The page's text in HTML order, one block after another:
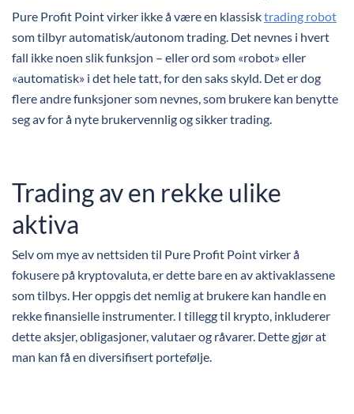
Pure Profit Point virker ikke å være en klassisktrading robot
som tilbyr automatisk/autonom trading. Det nevnes i hvert
fall ikke noen slik funksjon – eller ord som «robot» eller
«automatisk» i det hele tatt, for den saks skyld. Det er dog
flere andre funksjoner som nevnes, som brukere kan benytte
seg av for å nyte brukervennlig og sikker trading.
Trading av en rekke ulike
aktiva
Selv om mye av nettsiden til Pure Profit Point virker å
fokusere på kryptovaluta, er dette bare en av aktivaklassene
som tilbys. Her oppgis det nemlig at brukere kan handle en
rekke finansielle instrumenter. I tillegg til krypto, inkluderer
dette aksjer, obligasjoner, valutaer og råvarer. Dette gjør at
man kan få en diversifisert portefølje.